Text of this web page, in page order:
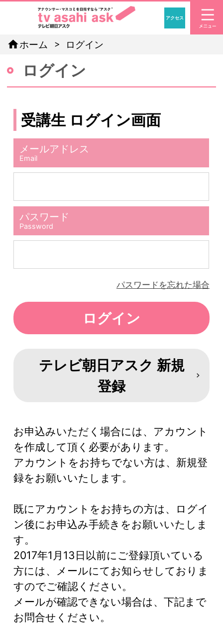
「アナウ
アクセス
homeホーム ログイン
ログイン
受講生 ログイン画面
メールアドレス
Email
パスワード
Password
パスワードを忘れた場合
テレビ朝日アスク 新規
登録
お申込みいただく場合には、アカウント
を作成して頂く必要があります。
アカウントをお持ちでない方は、新規登
録をお願いいたします。
既にアカウントをお持ちの方は、ログイ
ン後にお申込み手続きをお願いいたしま
す。
2017年1月13日以前にご登録頂いている
方には、メールにてお知らせしておりま
すのでご確認ください。
メールが確認できない場合は、下記まで
お問合せください。